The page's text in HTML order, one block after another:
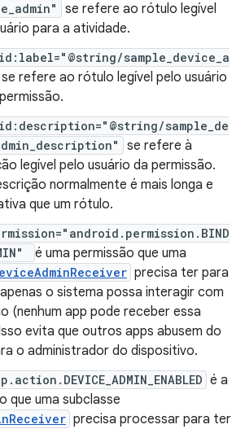
se refere ao rótulo legível
para a atividade.
sample_device_a
se refere ao rótulo legível pelo usuário
sample_de
se refere à
legível pelo usuário da permissão.
normalmente é mais longa e
que um rótulo.
é uma permissão que uma
precisa ter para
o sistema possa interagir com
(nenhum app pode receber essa
evita que outros apps abusem do
o administrador do dispositivo.
é a
que uma subclasse
precisa processar para ter